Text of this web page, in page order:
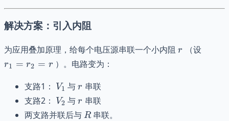
解决方案：引入内阻
为应用叠加原理，给每个电压源串联一个小内阻 r
r （设
r1 = r2 = r ）。电路变为：
支路1： V_1
V1 与r
r 串联
支路2： V_2
V2 与r
r 串联
两支路并联后与 R
R串联。